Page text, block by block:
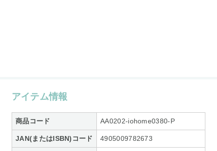
アイテム情報
商品コード AA0202-iohome0380-P
JAN(またはISBN)コード 4905009782673